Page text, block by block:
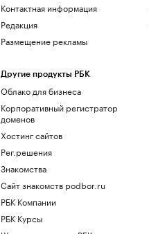
Контактная информация
Редакция
Размещение рекламы
Другие продукты РБК
Облако для бизнеса
Корпоративный регистратор
доменов
Хостинг сайтов
Рег.решения
Знакомства
Сайт знакомств podbor.ru
РБК Компании
РБК Курсы